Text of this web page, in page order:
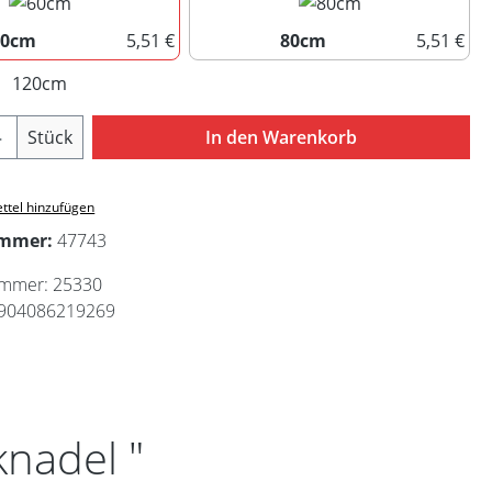
5,51 €
60cm
80cm
5,51 €
120cm
Anzahl: Gib den gewünschten Wert ein
Stück In den Warenkorb
hinzufügen
47743
25330
"